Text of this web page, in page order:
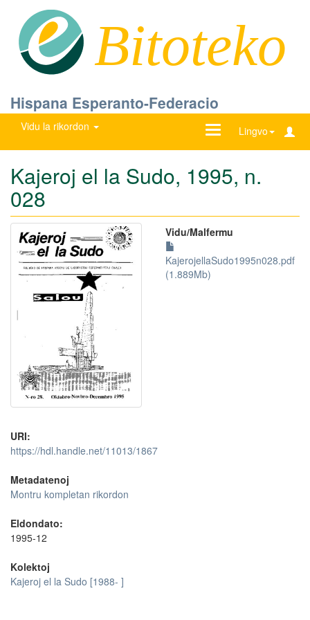
Bitoteko
Hispana Esperanto-Federacio
Vidu la rikordon Lingvo
Ŝanĝu
Kajeroj el la Sudo, 1995, n.
028
Vidu/Malfermu
KajerojellaSudo1995n028.pdf
(1.889Mb)
URI:
https://hdl.handle.net/11013/1867
Metadatenoj
Montru kompletan rikordon
Eldondato:
1995-12
Kolektoj
Kajeroj el la Sudo [1988- ]